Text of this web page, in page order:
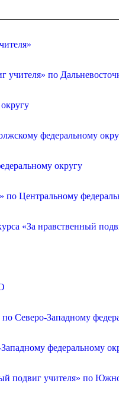
по
федеральному
округу
по Центральному
«За нравственный
Северо-Западному
федеральному
подвиг учителя» по